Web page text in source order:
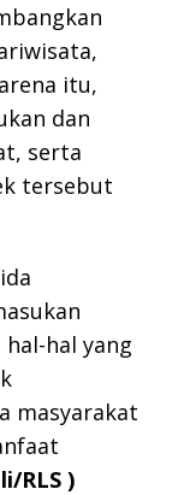
itu,
dan
serta
tersebut
hal yang
masyarakat
RLS )